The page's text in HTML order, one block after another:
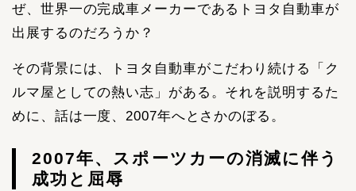
ぜ、世界一の完成車メーカーであるトヨタ自動車が
出展するのだろうか？
その背景には、トヨタ自動車がこだわり続ける「ク
ルマ屋としての熱い志」がある。それを説明するた
めに、話は一度、2007年へとさかのぼる。
2007年、スポーツカーの消滅に伴う
成功と屈辱